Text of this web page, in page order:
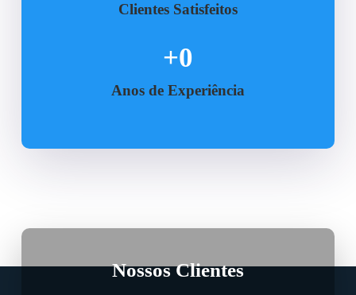
Clientes Satisfeitos
Anos de Experiência
+0
Nossos Clientes